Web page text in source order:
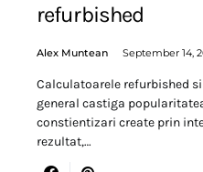
refurbished
Alex Muntean September 14,
Calculatoarele refurbished
general castiga
constientizari create prin
rezultat,…